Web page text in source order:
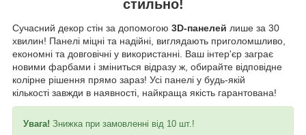
стильно!
Сучасний декор стін за допомогою 3D-панелей лише за 30
хвилин! Панелі міцні та надійні, виглядають приголомшливо,
економні та довговічні у використанні. Ваш інтер'єр заграє
новими фарбами і зміниться відразу ж, обирайте відповідне
колірне рішення прямо зараз! Усі панелі у будь-якій
кількості завжди в наявності, найкраща якість гарантована!
Увага! Знижка при замовленні від 10 шт.!